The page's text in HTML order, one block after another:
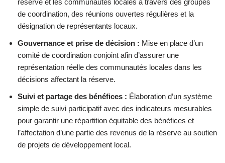
réserve et les communautés locales à travers des groupes
de coordination, des réunions ouvertes régulières et la
désignation de représentants locaux.
Gouvernance et prise de décision : Mise en place d’un
comité de coordination conjoint afin d’assurer une
représentation réelle des communautés locales dans les
décisions affectant la réserve.
Suivi et partage des bénéfices : Élaboration d’un système
simple de suivi participatif avec des indicateurs mesurables
pour garantir une répartition équitable des bénéfices et
l’affectation d’une partie des revenus de la réserve au soutien
de projets de développement local.